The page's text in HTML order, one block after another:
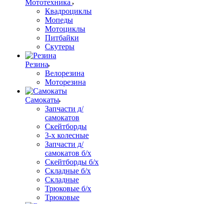
Мототехника
Квадроциклы
Мопеды
Мотоциклы
Питбайки
Скутеры
Резина
Велорезина
Моторезина
Самокаты
Запчасти д/
самокатов
Скейтборды
3-х колесные
Запчасти д/
самокатов б/х
Скейтборды б/х
Складные б/х
Складные
Трюковые б/х
Трюковые